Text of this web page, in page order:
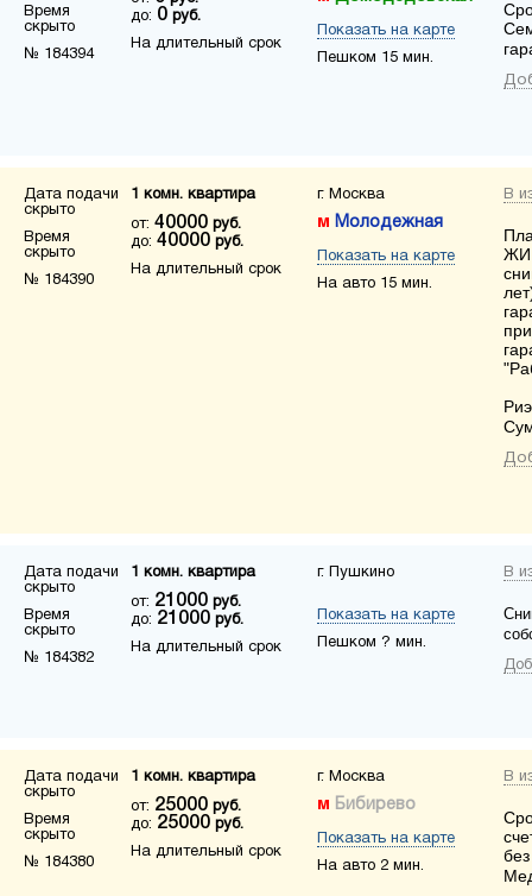
Время
скрыто
№ 184394
до: 0 руб.
На длительный срок
Показать на карте
Пешком 15 мин.
Дата подачи
скрыто
Время
скрыто
№ 184390
1 комн. квартира
от: 40000 руб.
до: 40000 руб.
На длительный срок
г. Москва
Молодежная
Показать на карте
На авто 15 мин.
В
Дата подачи
скрыто
Время
скрыто
№ 184382
1 комн. квартира
от: 21000 руб.
до: 21000 руб.
На длительный срок
г. Пушкино
Показать на карте
Пешком ? мин.
В
Дата подачи
скрыто
Время
скрыто
№ 184380
1 комн. квартира
от: 25000 руб.
до: 25000 руб.
На длительный срок
г. Москва
Бибирево
Показать на карте
На авто 2 мин.
В